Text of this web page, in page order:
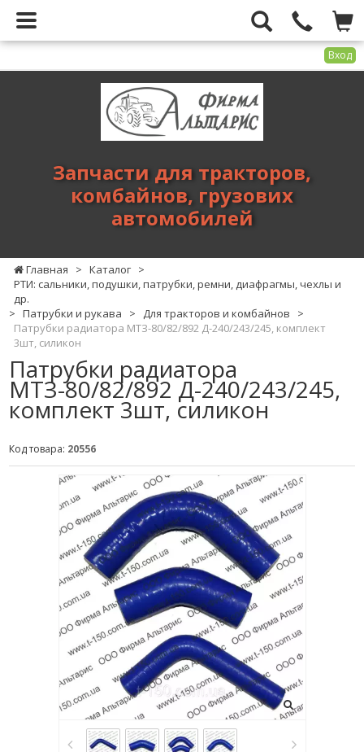
Вход
тракторов,
комбайнов,
Запчасти для тракторов,
комбайнов, грузових
автомобилей
Главная > Каталог >
РТИ: сальники, подушки, патрубки, ремни, диафрагмы, чехлы и
др.
> Патрубки и рукава > Для тракторов и комбайнов
>
Патрубки радиатора МТЗ-80/82/892 Д-240/243/245, комплект
3шт, силикон
Патрубки радиатора
МТЗ-80/82/892 Д-240/243/245,
комплект 3шт, силикон
Код товара: 20556